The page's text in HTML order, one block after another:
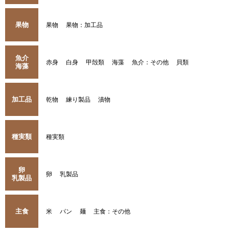
果物 果物 果物：加工品
魚介
海藻
赤身 白身 甲殻類 海藻 魚介：その他 貝類
加工品 乾物 練り製品 漬物
種実類 種実類
卵
乳製品
卵 乳製品
主食 米 パン 麺 主食：その他